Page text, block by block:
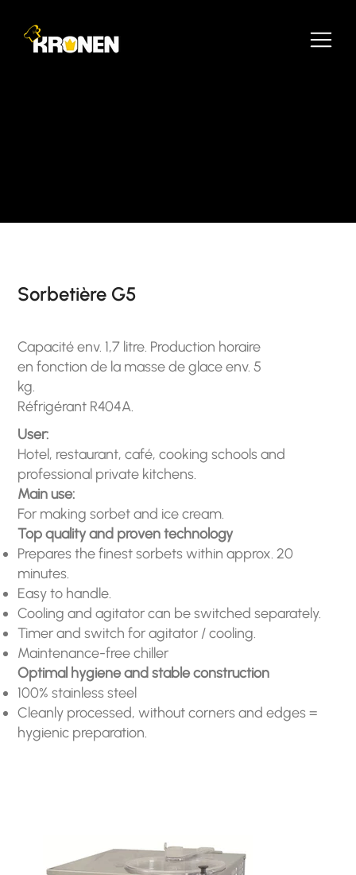
Sorbetière G5
Capacité env. 1,7 litre. Production horaire
en fonction de la masse de glace env. 5
kg.
Réfrigérant R404A.
User:
Hotel, restaurant, café, cooking schools and
professional private kitchens.
Main use:
For making sorbet and ice cream.
Top quality and proven technology
Prepares the finest sorbets within approx. 20
minutes.
Easy to handle.
Cooling and agitator can be switched separately.
Timer and switch for agitator / cooling.
Maintenance-free chiller
Optimal hygiene and stable construction
100% stainless steel
Cleanly processed, without corners and edges =
hygienic preparation.